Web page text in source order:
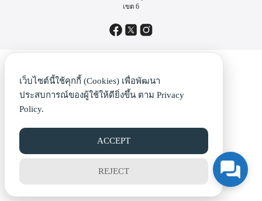
เขต 6
เว็บไซต์นี้ใช้คุกกี้ (Cookies) เพื่อพัฒนา
ประสบการณ์ของผู้ใช้ให้ดียิ่งขึ้น ตาม Privacy
Policy.
ACCEPT
REJECT